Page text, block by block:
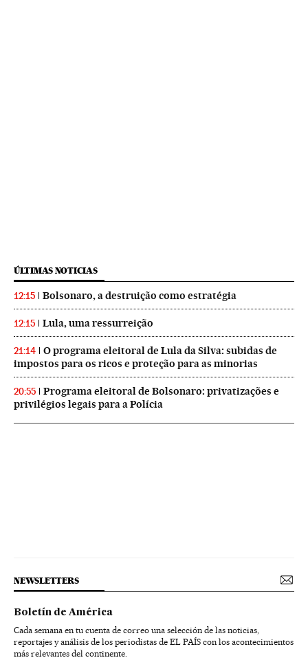
ÚLTIMAS NOTICIAS
12:15 Bolsonaro, a destruição como estratégia
12:15 Lula, uma ressurreição
21:14
O programa eleitoral de Lula da Silva: subidas de
impostos para os ricos e proteção para as minorias
20:55
Programa eleitoral de Bolsonaro: privatizações e
privilégios legais para a Polícia
NEWSLETTERS
Boletín de América
Cada semana en tu cuenta de correo una selección de las noticias,
reportajes y análisis de los periodistas de EL PAÍS con los acontecimientos
más relevantes del continente.